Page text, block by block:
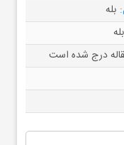
بله
بله
درج شده است